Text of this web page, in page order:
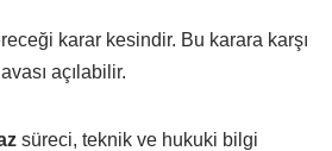
karar kesindir. Bu karara karşı
açılabilir.
süreci, teknik ve hukuki bilgi